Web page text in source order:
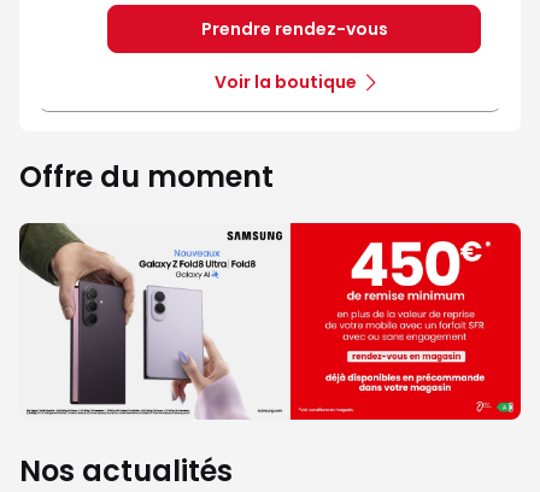
Prendre rendez-vous
Voir la boutique
Offre du moment
Nos actualités